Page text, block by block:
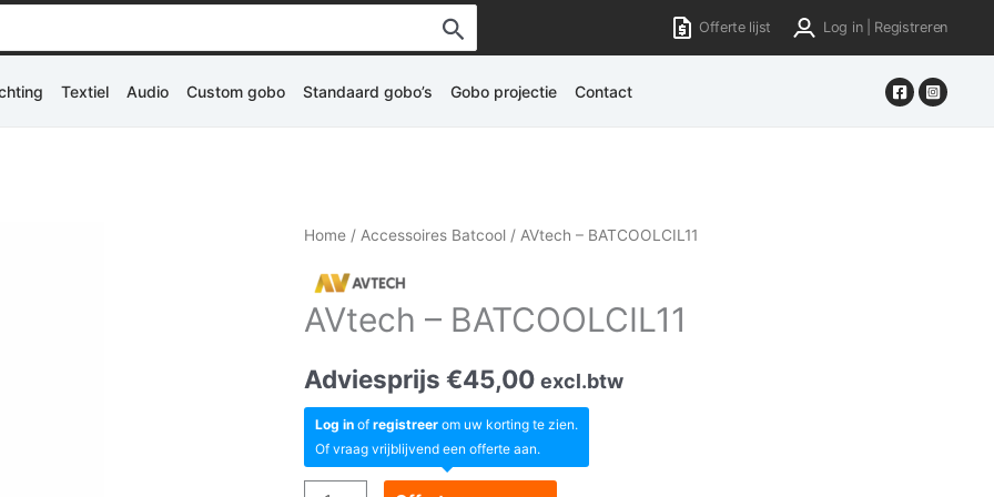
Offerte lijst Log in | Registreren
Textiel Audio Custom gobo Standaard gobo’s Gobo projectie Contact
Home / Accessoires Batcool / AVtech – BATCOOLCIL11
AVtech – BATCOOLCIL11
Adviesprijs€45,00 excl.btw
Log in ofregistreer om uw korting te zien.
Of vraag vrijblijvend een offerte aan.